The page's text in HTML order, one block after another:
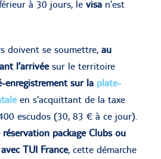
à 30 jours, le visa n’est
doivent se soumettre, au
l’arrivéesur le territoire
enregistrement sur la plate-
en s’acquittant de la taxe
escudos (30, 83 € à ce jour).
réservation package Clubs ou
TUI France, cette démarche